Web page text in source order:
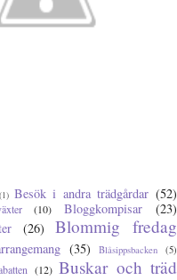
(1) Besök i andra trädgårdar (52)
(10) Bloggkompisar
(23)
(26)
Blommig fredag
(35) Blåsippsbacken (5)
(12) Buskar och träd